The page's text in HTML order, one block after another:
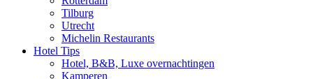
Tilburg
Utrecht
Michelin Restaurants
Hotel Tips
Hotel, B&B, Luxe overnachtingen
Kamperen